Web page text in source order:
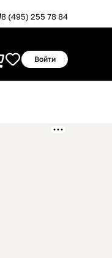
8 (495) 255 78 84
Войти